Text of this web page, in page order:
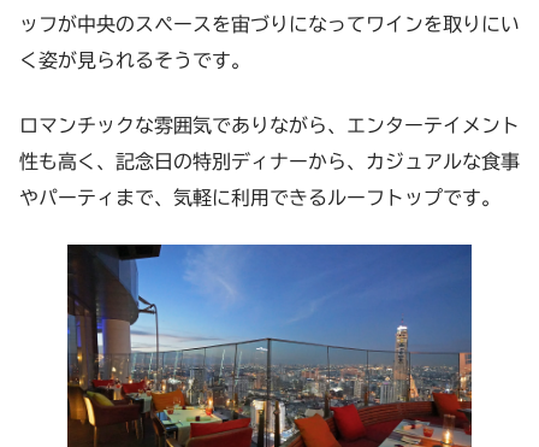
ッフが中央のスペースを宙づりになってワインを取りにい
く姿が見られるそうです。
ロマンチックな雰囲気でありながら、エンターテイメント
性も高く、記念日の特別ディナーから、カジュアルな食事
やパーティまで、気軽に利用できるルーフトップです。